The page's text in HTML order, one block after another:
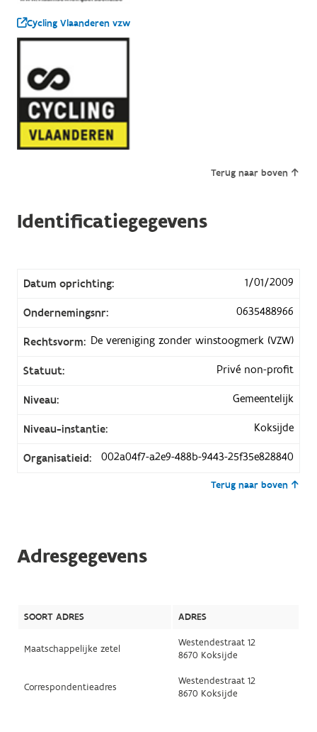
Cycling Vlaanderen vzw
Terug naar boven
Identificatiegegevens
Datum oprichting: 1/01/2009
Ondernemingsnr: 0635488966
Rechtsvorm: De vereniging zonder winstoogmerk (VZW)
Statuut: Privé non-profit
Niveau: Gemeentelijk
Niveau-instantie: Koksijde
Organisatieid: 002a04f7-a2e9-488b-9443-25f35e828840
Terug naar boven
Adresgegevens
SOORT ADRES ADRES
Maatschappelijke zetel
Westendestraat 12
8670 Koksijde
Correspondentieadres
Westendestraat 12
8670 Koksijde